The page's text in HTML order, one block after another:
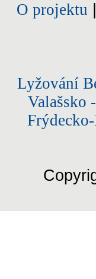
O projektu
Lyžování
Valašsko